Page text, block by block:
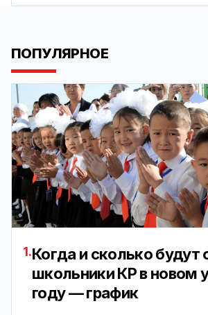
ПОПУЛЯРНОЕ
1.Когда и сколько будут
школьники КР в новом
году — график